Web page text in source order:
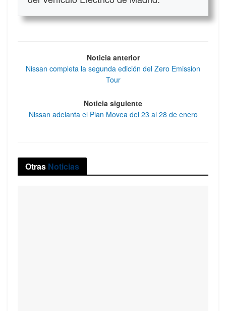
Noticia anterior
Nissan completa la segunda edición del Zero Emission
Tour
Noticia siguiente
Nissan adelanta el Plan Movea del 23 al 28 de enero
Otras Noticias